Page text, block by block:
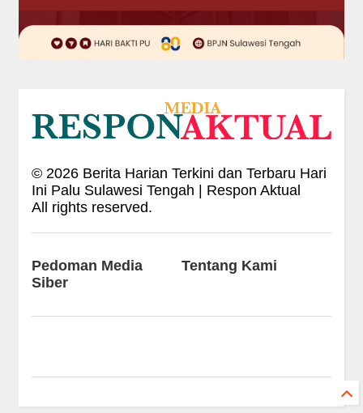
© 2026Berita Harian Terkini dan Terbaru Hari
Ini Palu Sulawesi Tengah | Respon Aktual
All rights reserved.
Pedoman Media
Siber
Tentang Kami